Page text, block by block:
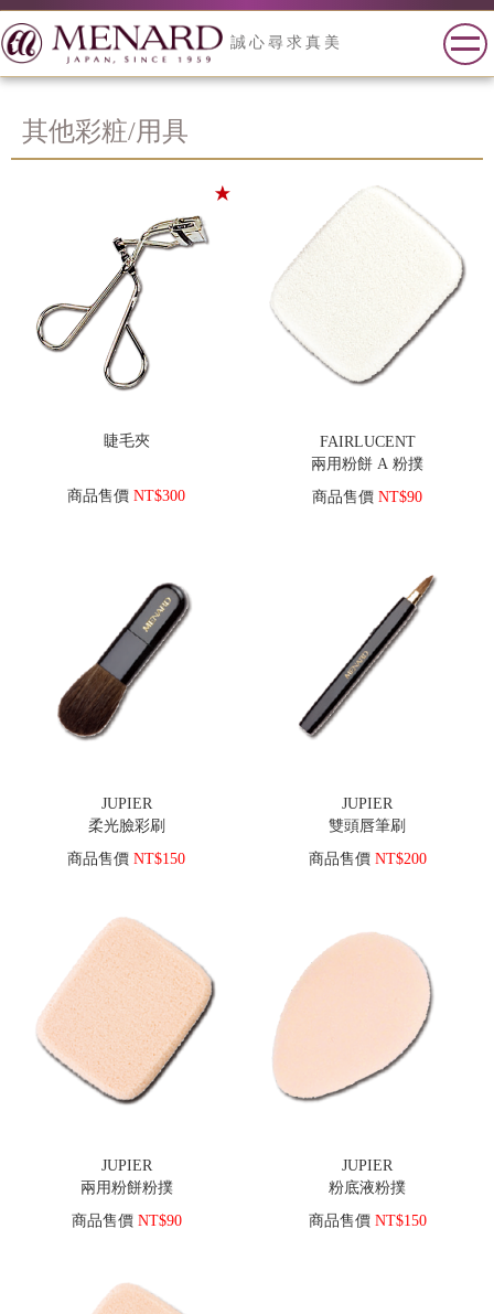
誠心尋求真美
其他彩粧/用具
睫毛夾
商品售價 NT$300
FAIRLUCENT
兩用粉餅 A 粉撲
商品售價 NT$90
JUPIER
柔光臉彩刷
商品售價 NT$150
JUPIER
雙頭唇筆刷
商品售價NT$200
JUPIER
兩用粉餅粉撲
商品售價NT$90
JUPIER
粉底液粉撲
商品售價NT$150